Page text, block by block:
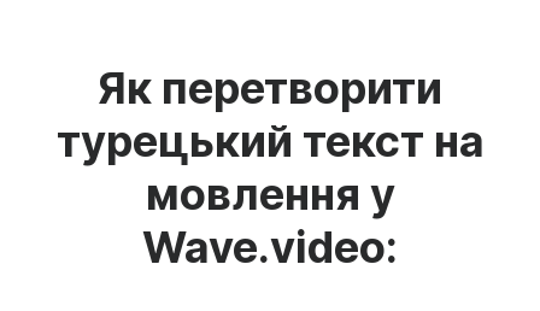
Як перетворити
турецький текст на
мовлення у
Wave.video: